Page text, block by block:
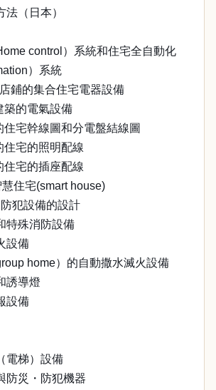
法（日本）
control）系統和住宅全自動化
）系統
鋪的集合住宅電器設備
築的電氣設備
住宅幹線圖和分電盤結線圖
住宅的照明配線
住宅的插座配線
慧住宅(smart house)
犯設備的設計
特殊消防設備
設備
home）的自動撒水滅火設備
誘導燈
設備
電梯）設備
防災・防犯機器